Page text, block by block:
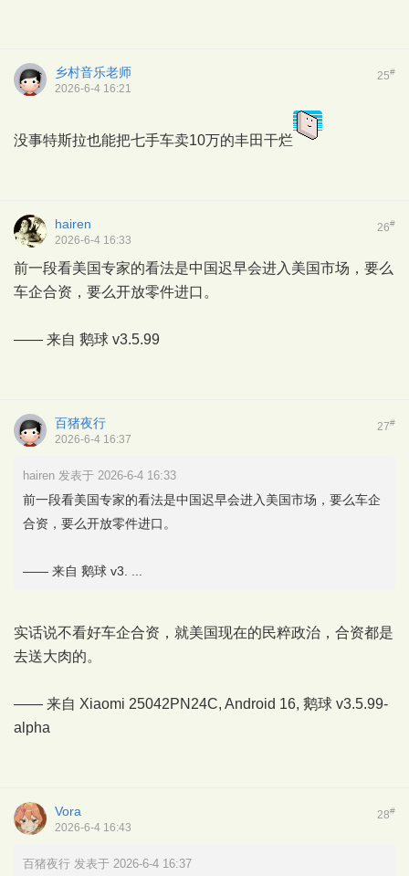
25#
乡村音乐老师
2026-6-4 16:21
没事特斯拉也能把七手车卖10万的丰田干烂
26#
hairen
2026-6-4 16:33
前一段看美国专家的看法是中国迟早会进入美国市场，要么
车企合资，要么开放零件进口。
—— 来自 鹅球 v3.5.99
27#
百猪夜行
2026-6-4 16:37
hairen 发表于 2026-6-4 16:33
前一段看美国专家的看法是中国迟早会进入美国市场，要么车企
合资，要么开放零件进口。
—— 来自 鹅球 v3. ...
实话说不看好车企合资，就美国现在的民粹政治，合资都是
去送大肉的。
—— 来自 Xiaomi 25042PN24C, Android 16, 鹅球 v3.5.99-
alpha
28#
Vora
2026-6-4 16:43
百猪夜行 发表于 2026-6-4 16:37